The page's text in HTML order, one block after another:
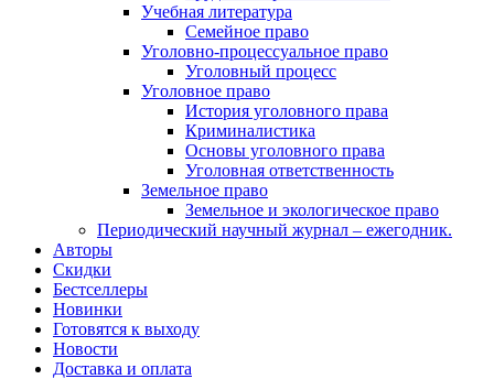
Учебная литература
Семейное право
Уголовно-процессуальное право
Уголовный процесс
Уголовное право
История уголовного права
Криминалистика
Основы уголовного права
Уголовная ответственность
Земельное право
Земельное и экологическое право
Периодический научный журнал – ежегодник.
Авторы
Скидки
Бестселлеры
Новинки
Готовятся к выходу
Новости
Доставка и оплата